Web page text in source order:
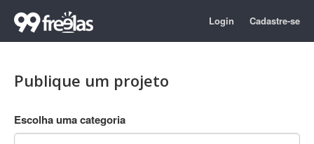
Login Cadastre-se
Publique um projeto
Escolha uma categoria